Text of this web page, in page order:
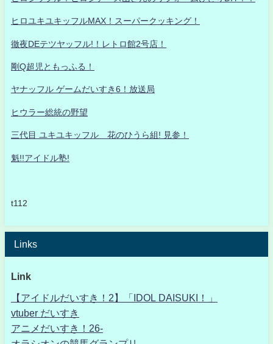
ヒロユキユキッフルMAX！スーパークッキング！
徹夜DEテツヤッフル!！レトロ館2号店！
剛Q超児ともっふる！
ヤナッフル ゲームだいすき6！放送局
ヒウラー総統の野望
三代目 ユキユキッフル 花のひうら組! 見参！
魁!!アイドル塾!
t112
Links
Link
【アイドルだいすき！2】「IDOL DAISUKI！」
vtuber だいすき
アニメだいすき！26-